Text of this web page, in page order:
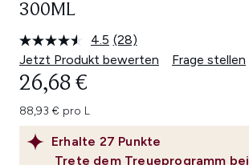
300ML
4.5 28
Bewertungen
Seite.
(28)
Jetzt Produkt bewerten
Frage stellen
Erhalte 27 Punkte
Trete dem Treueprogramm bei
26,68 €
88,93 € pro L